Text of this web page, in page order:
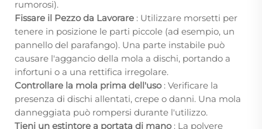
rumorosi).
Fissare il Pezzo da Lavorare : Utilizzare morsetti per
tenere in posizione le parti piccole (ad esempio, un
pannello del parafango). Una parte instabile può
causare l'aggancio della mola a dischi, portando a
infortuni o a una rettifica irregolare.
Controllare la mola prima dell'uso : Verificare la
presenza di dischi allentati, crepe o danni. Una mola
danneggiata può rompersi durante l'utilizzo.
Tieni un estintore a portata di mano : La polvere